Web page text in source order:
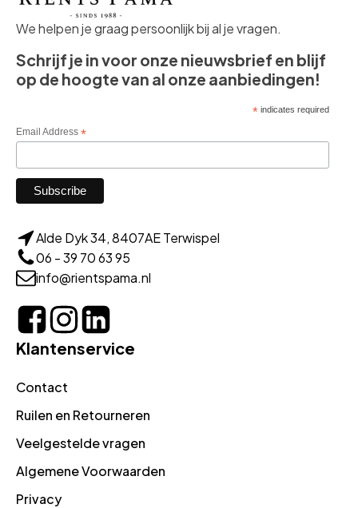
We helpen je graag persoonlijk bij al je vragen.
Schrijf je in voor onze nieuwsbrief en blijf
op de hoogte van al onze aanbiedingen!
*indicates required
Email Address *
Alde Dyk 34, 8407AE Terwispel
06 - 39 70 63 95
info@rientspama.nl
Klantenservice
Contact
Ruilen en Retourneren
Veelgestelde vragen
Algemene Voorwaarden
Privacy